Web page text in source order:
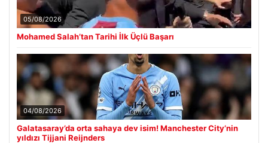
05/08/2026
Mohamed Salah’tan Tarihi İlk Üçlü Başarı
04/08/2026
Galatasaray’da orta sahaya dev isim! Manchester City’nin
yıldızı Tijjani Reijnders